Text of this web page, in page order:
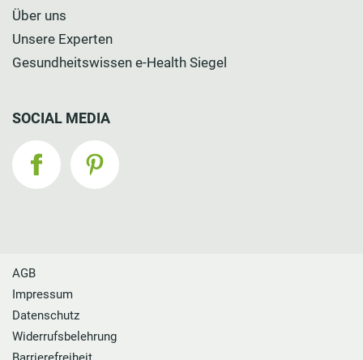
Über uns
Unsere Experten
Gesundheitswissen e-Health Siegel
SOCIAL MEDIA
AGB
Impressum
Datenschutz
Widerrufsbelehrung